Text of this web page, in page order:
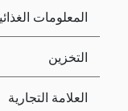
المعلومات
التخزين
العلامة التجارية